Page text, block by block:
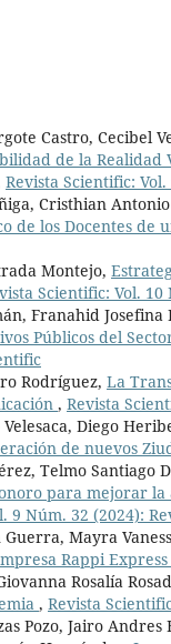
Castro, Cecibel
de la
Revista Scientific:
Cristhian
de los Docentes de
Montejo,
Scientific: Vol.
Franahid Josefina
Públicos del
Rodríguez, La
, Revista
Diego
de nuevos
Telmo Santiago
para mejorar
9 Núm. 32 (2024):
Mayra
Rappi Express
Rosalía
, Revista
Pozo, Jairo